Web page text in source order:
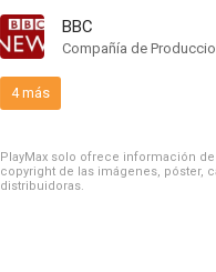
BBC
Compañía de
4 más
PlayMax solo ofrece información
copyright de las imágenes, póster,
distribuidoras.